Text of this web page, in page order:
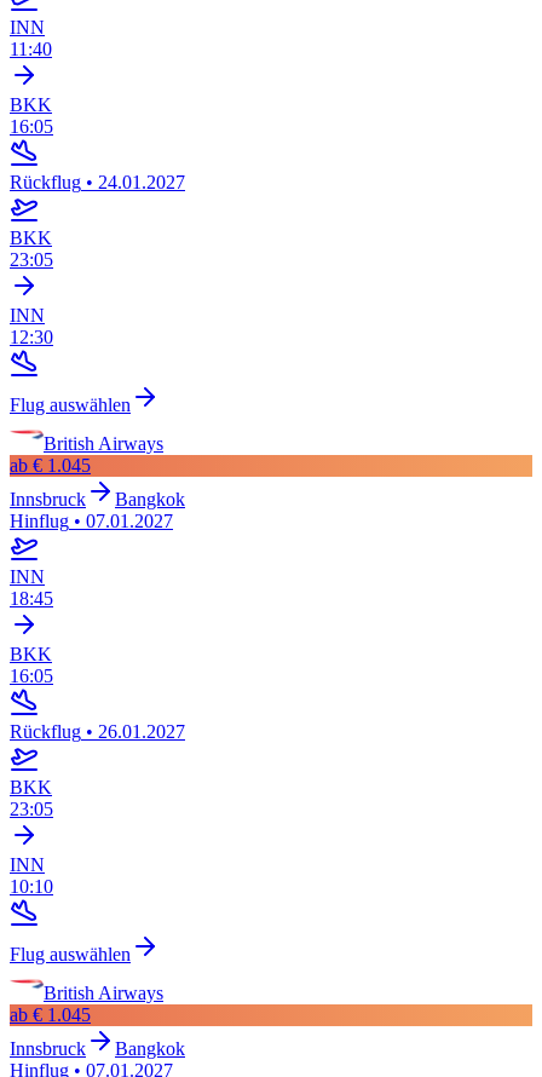
INN
11:40
BKK
16:05
Rückflug • 24.01.2027
BKK
23:05
INN
12:30
Flug auswählen
British Airways
ab € 1.045
Innsbruck
Bangkok
Hinflug • 07.01.2027
INN
18:45
BKK
16:05
Rückflug • 26.01.2027
BKK
23:05
INN
10:10
Flug auswählen
British Airways
ab € 1.045
Innsbruck
Bangkok
Hinflug • 07.01.2027